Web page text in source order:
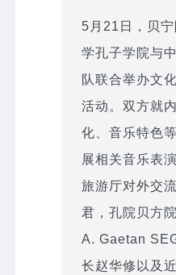
5月21日，贝
学孔子学院与
队联合举办文
活动。双方就
化、音乐特色
展相关音乐表
旅游厅对外交
君，孔院贝方
A. Gaetan
长赵华修以及